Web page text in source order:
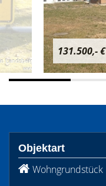
131.500,- €
Objektart
Wohngrundstück